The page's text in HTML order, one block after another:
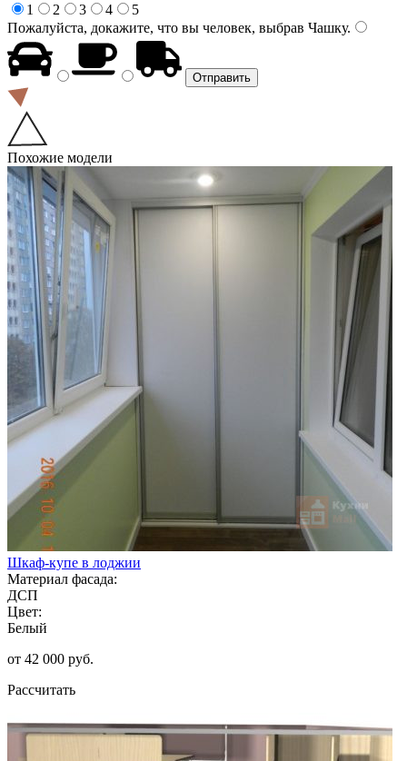
1
2 3 4
5
Пожалуйста, докажите, что вы человек, выбрав Чашку.
Похожие модели
Шкаф-купе в лоджии
Материал фасада:
ДСП
Цвет:
Белый
от 42 000 руб.
Рассчитать